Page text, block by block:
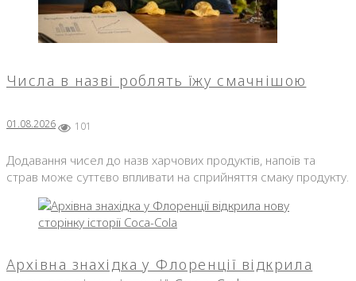
Числа в назві роблять їжу смачнішою
01.08.2026 101
Додавання чисел до назв харчових продуктів, напоїв та
страв може суттєво впливати на сприйняття смаку продукту.
Архівна знахідка у Флоренції відкрила